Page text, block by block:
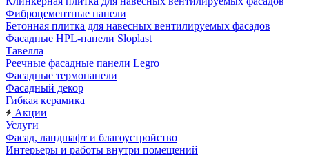
Фиброцементные панели
Бетонная плитка для навесных вентилируемых фасадов
Фасадные HPL-панели Sloplast
Тавелла
Реечные фасадные панели Legro
Фасадные термопанели
Фасадный декор
Гибкая керамика
Акции
Услуги
Фасад, ландшафт и благоустройство
Интерьеры и работы внутри помещений